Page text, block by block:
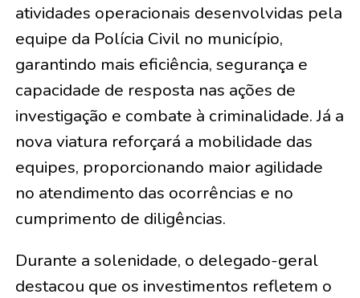
atividades operacionais desenvolvidas pela
equipe da Polícia Civil no município,
garantindo mais eficiência, segurança e
capacidade de resposta nas ações de
investigação e combate à criminalidade. Já a
nova viatura reforçará a mobilidade das
equipes, proporcionando maior agilidade
no atendimento das ocorrências e no
cumprimento de diligências.
Durante a solenidade, o delegado-geral
destacou que os investimentos refletem o